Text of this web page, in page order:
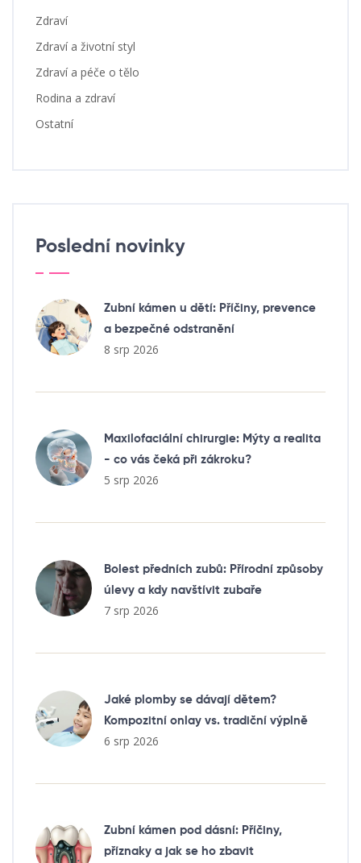
Zdraví
Zdraví a životní styl
Zdraví a péče o tělo
Rodina a zdraví
Ostatní
Poslední novinky
Zubní kámen u dětí: Příčiny, prevence
a bezpečné odstranění
8 srp 2026
Maxilofaciální chirurgie: Mýty a realita
- co vás čeká při zákroku?
5 srp 2026
Bolest předních zubů: Přírodní způsoby
úlevy a kdy navštívit zubaře
7 srp 2026
Jaké plomby se dávají dětem?
Kompozitní onlay vs. tradiční výplně
6 srp 2026
Zubní kámen pod dásní: Příčiny,
příznaky a jak se ho zbavit